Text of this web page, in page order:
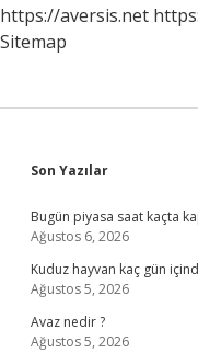
https://aversis.net
Sitemap
Sidebar
Son Yazılar
Bugün piyasa saat kaçta
Ağustos 6, 2026
Kuduz hayvan kaç gün
Ağustos 5, 2026
Avaz nedir ?
Ağustos 5, 2026